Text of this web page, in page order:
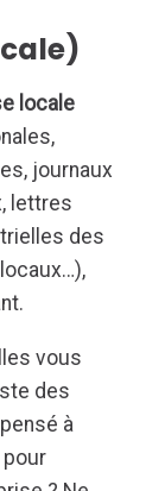
locale
journaux
lettres
des
vous
des
à